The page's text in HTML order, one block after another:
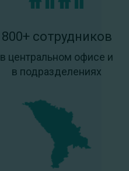
800+ сотрудников
в центральном офисе и
в подразделениях